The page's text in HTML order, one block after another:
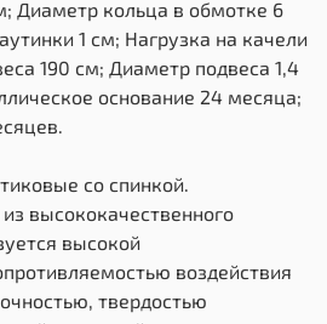
Диаметр кольца в обмотке 6
1 см; Нагрузка на качели
190 см; Диаметр подвеса 1,4
основание 24 месяца;
со спинкой.
высококачественного
высокой
воздействия
твердостью